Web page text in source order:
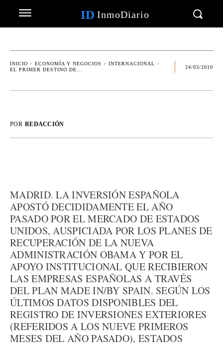
ID InmoDiario
INICIO ECONOMÍA Y NEGOCIOS
INTERNACIONAL
EL PRIMER DESTINO DE...
24/03/2010
POR REDACCIÓN
MADRID. LA INVERSIÓN ESPAÑOLA
APOSTÓ DECIDIDAMENTE EL AÑO
PASADO POR EL MERCADO DE ESTADOS
UNIDOS, AUSPICIADA POR LOS PLANES DE
RECUPERACIÓN DE LA NUEVA
ADMINISTRACIÓN OBAMA Y POR EL
APOYO INSTITUCIONAL QUE RECIBIERON
LAS EMPRESAS ESPAÑOLAS A TRAVÉS
DEL PLAN MADE IN/BY SPAIN. SEGÚN LOS
ÚLTIMOS DATOS DISPONIBLES DEL
REGISTRO DE INVERSIONES EXTERIORES
(REFERIDOS A LOS NUEVE PRIMEROS
MESES DEL AÑO PASADO), ESTADOS